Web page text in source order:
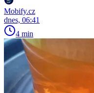
Mobify.cz
dnes, 06:41
4 min